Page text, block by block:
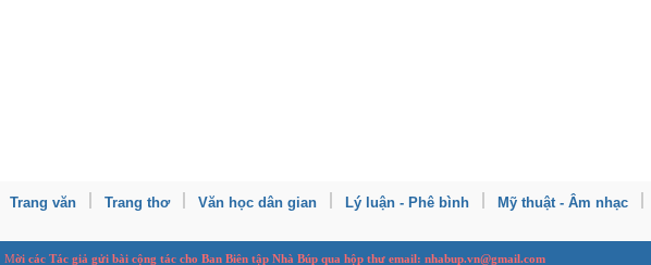
Trang văn Trang thơ Văn học dân gian Lý luận - Phê bình Mỹ thuật - Âm nhạc
Mời các Tác giả gửi bài cộng táccho Ban Biên tập Nhà Búp qua hộp thư email: nhabup.vn@gmail.com